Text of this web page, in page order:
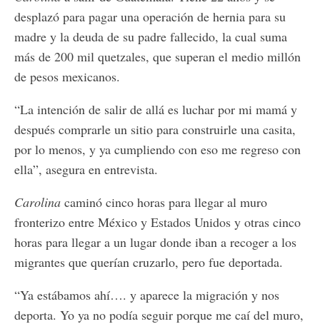
desplazó para pagar una operación de hernia para su
madre y la deuda de su padre fallecido, la cual suma
más de 200 mil quetzales, que superan el medio millón
de pesos mexicanos.
“La intención de salir de allá es luchar por mi mamá y
después comprarle un sitio para construirle una casita,
por lo menos, y ya cumpliendo con eso me regreso con
ella”, asegura en entrevista.
Carolina caminó cinco horas para llegar al muro
fronterizo entre México y Estados Unidos y otras cinco
horas para llegar a un lugar donde iban a recoger a los
migrantes que querían cruzarlo, pero fue deportada.
“Ya estábamos ahí…. y aparece la migración y nos
deporta. Yo ya no podía seguir porque me caí del muro,